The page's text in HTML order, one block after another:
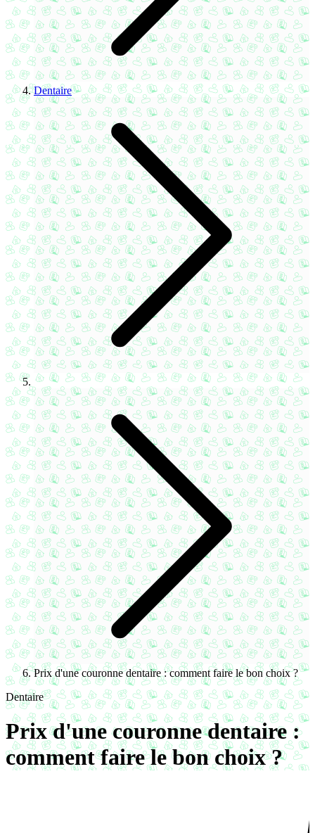
Dentaire
Prix d'une couronne dentaire : comment faire le bon choix ?
Dentaire
Prix d'une couronne dentaire :
comment faire le bon choix ?